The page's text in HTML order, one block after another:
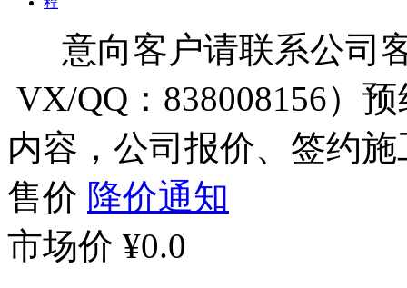
意向客户请联系公司
VX/QQ：838008156）
内容，公司报价、签约
售价 降价通知
市场价 ¥0.0